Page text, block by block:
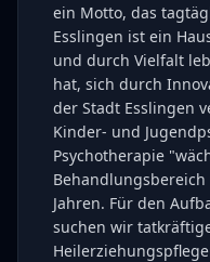
ein Motto, das
Esslingen ist ein
und durch Vielfalt
hat, sich durch
der Stadt Esslingen
Kinder- und
Psychotherapie
Jahren. Für den
suchen wir